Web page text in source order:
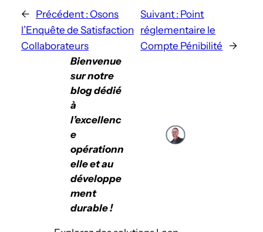
← Précédent : Osons
l’Enquête de Satisfaction
Collaborateurs
Suivant : Point
réglementaire le
Compte Pénibilité
→
Bienvenue
sur notre
blog dédié
à
l’excellenc
e
opérationn
elle et au
développe
ment
durable !